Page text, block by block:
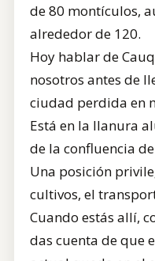
de 80 montículos,
alrededor de 120.
Hoy hablar de
nosotros antes de
ciudad perdida en
Está en la llanura
de la confluencia
Una posición
cultivos, el
Cuando estás allí,
das cuenta de que